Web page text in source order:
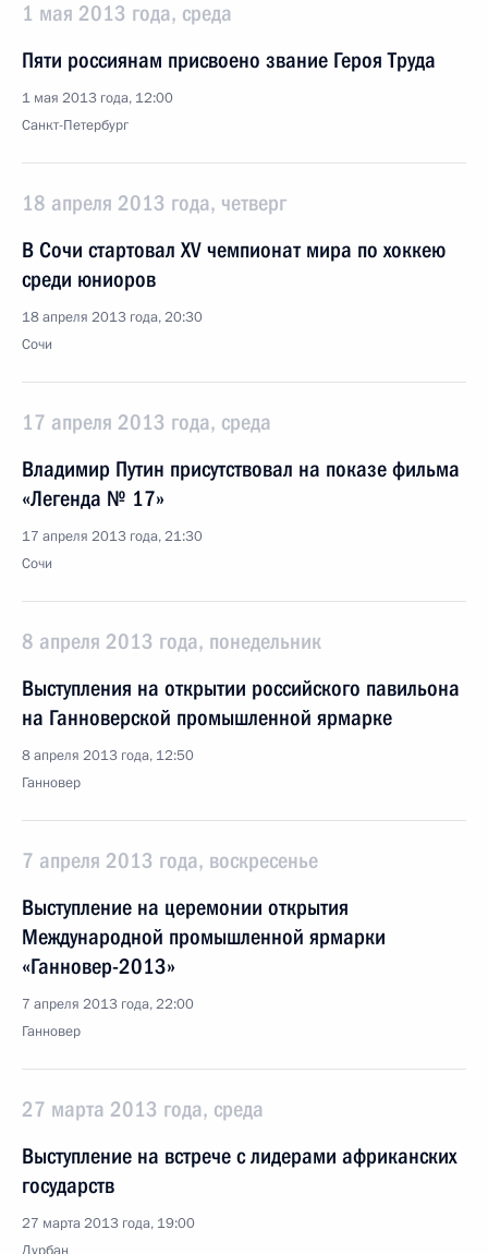
1 мая 2013 года, среда
Пяти россиянам присвоено звание Героя Труда
1 мая 2013 года, 12:00
Санкт-Петербург
18 апреля 2013 года, четверг
В Сочи стартовал XV чемпионат мира по хоккею
среди юниоров
18 апреля 2013 года, 20:30
Сочи
17 апреля 2013 года, среда
Владимир Путин присутствовал на показе фильма
«Легенда № 17»
17 апреля 2013 года, 21:30
Сочи
8 апреля 2013 года, понедельник
Выступления на открытии российского павильона
на Ганноверской промышленной ярмарке
8 апреля 2013 года, 12:50
Ганновер
7 апреля 2013 года, воскресенье
Выступление на церемонии открытия
Международной промышленной ярмарки
«Ганновер-2013»
7 апреля 2013 года, 22:00
Ганновер
27 марта 2013 года, среда
Выступление на встрече с лидерами африканских
государств
27 марта 2013 года, 19:00